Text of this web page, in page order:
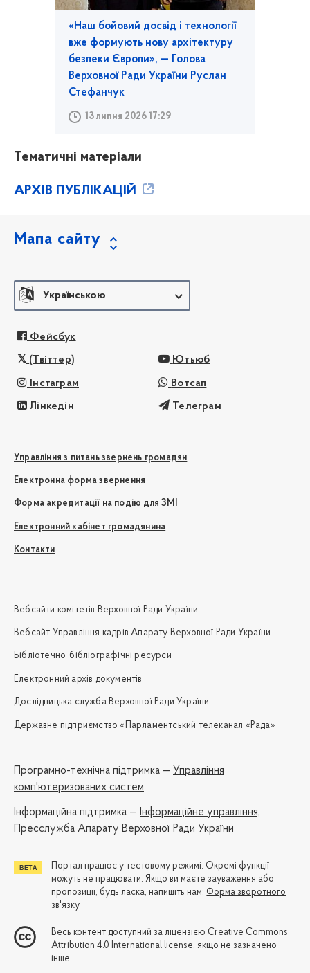
«Наш бойовий досвід і технології
вже формують нову архітектуру
безпеки Європи», — Голова
Верховної Ради України Руслан
Стефанчук
13 липня 2026 17:29
Тематичні матеріали
АРХІВ ПУБЛІКАЦІЙ
Мапа сайту
Українською
Фейсбук
(Твіттер) Ютьюб
Інстаграм Вотсап
Лінкедін Телеграм
Управління з питань звернень громадян
Електронна форма звернення
Форма акредитації на подію для ЗМІ
Електронний кабінет громадянина
Контакти
Вебсайти комітетів Верховної Ради України
Вебсайт Управління кадрів Апарату Верховної Ради України
Бібліотечно-бібліографічні ресурси
Електронний архів документів
Дослідницька служба Верховної Ради України
Державне підприємство «Парламентський телеканал «Рада»
Програмно-технічна підтримка — Управління
комп'ютеризованих систем
Iнформаційна підтримка — Інформаційне управління,
Пресслужба Апарату Верховної Ради України
Портал працює у тестовому режимі. Окремі функції
можуть не працювати. Якщо ви маєте зауваження або
пропозиції, будь ласка, напишіть нам: Форма зворотного
зв'язку
Весь контент доступний за ліцензією Creative Commons
Attribution 4.0 International license, якщо не зазначено
інше